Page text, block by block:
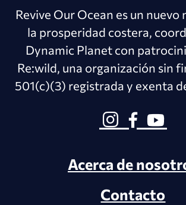
Revive Our Ocean es un nuevo
la prosperidad costera,
Dynamic Planet con
Re:wild, una organización sin
501(c)(3) registrada y exenta
Acerca de
Contacto